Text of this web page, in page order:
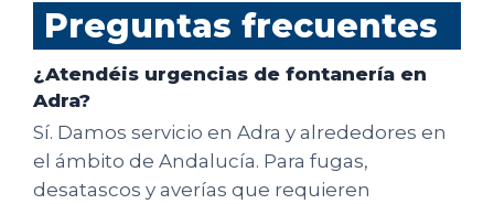
Preguntas frecuentes
¿Atendéis urgencias de fontanería en
Adra?
Sí. Damos servicio en Adra y alrededores en
el ámbito de Andalucía. Para fugas,
desatascos y averías que requieren